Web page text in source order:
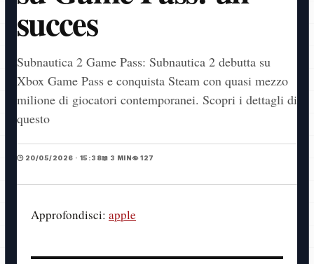
succes
Subnautica 2 Game Pass: Subnautica 2 debutta su
Xbox Game Pass e conquista Steam con quasi mezzo
milione di giocatori contemporanei. Scopri i dettagli di
questo
🕒 20/05/2026 · 15:38📖 3 MIN👁️ 127
Approfondisci: apple